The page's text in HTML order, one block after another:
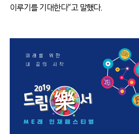
이루기를 기대한다”고 말했다.